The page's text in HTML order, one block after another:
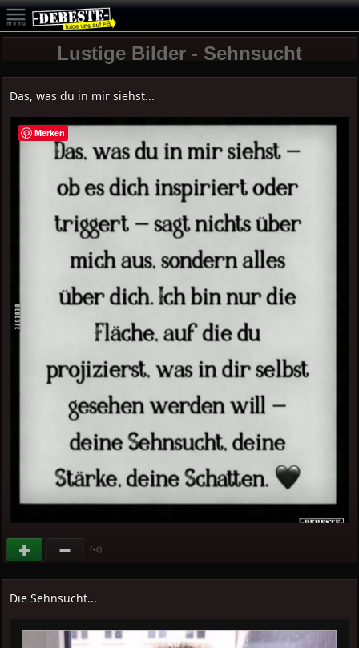
Lustige Bilder - Sehnsucht
Das, was du in mir siehst...
(+8)
Die Sehnsucht...
Merken